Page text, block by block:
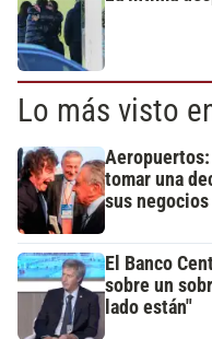
Lo más visto
tomar una
sus negocios
El Banco
sobre un
lado están"